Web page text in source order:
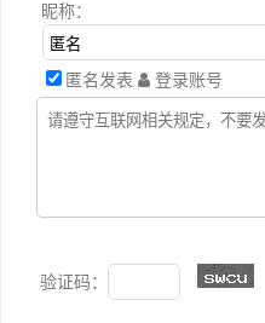
昵称：
匿名发表 登录账号
验证码：